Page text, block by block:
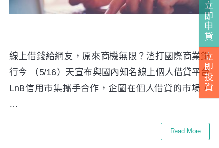
線上借錢給網友，原來商機無限？渣打國際商業銀
行今 （5/16）天宣布與國內知名線上個人借貸平台
LnB信用市集攜手合作，企圖在個人借貸的市場，
…
Read More
立
即
申
貸
立
即
投
資